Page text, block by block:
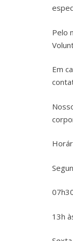
Pelo
Em
13h